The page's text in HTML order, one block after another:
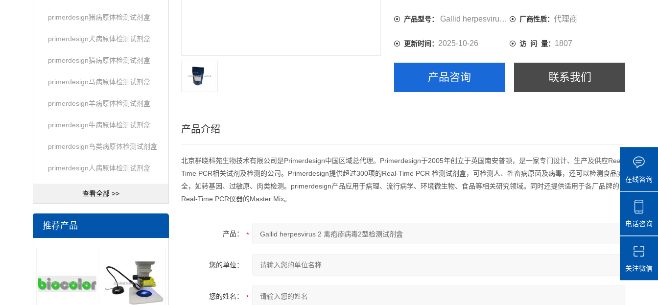
primerdesign猪病原体检测试剂盒
primerdesign犬病原体检测试剂盒
primerdesign猫病原体检测试剂盒
primerdesign马病原体检测试剂盒
primerdesign羊病原体检测试剂盒
primerdesign牛病原体检测试剂盒
primerdesign鸟类病原体检测试剂盒
primerdesign人病原体检测试剂盒
查看全部 >>
推荐产品
产品型号： Gallid herpesvirus 2 厂商性质： 代理商
更新时间： 2025-10-26 访 问 量： 1807
产品咨询 联系我们
产品介绍
北京群晓科苑生物技术有限公司是Primerdesign中国区域总代理。Primerdesign于2005年创立于英国南安普顿，是一家专门设计、生产及供应Real-
Time PCR相关试剂及检测的公司。Primerdesign提供超过300项的Real-Time PCR 检测试剂盒，可检测人、牲畜病原菌及病毒，还可以检测食品安
全，如转基因、过敏原、肉类检测。primerdesign产品应用于病理、流行病学、环境微生物、食品等相关研究领域。同时还提供适用于各厂品牌的
Real-Time PCR仪器的Master Mix。
产品：
您的单位：
您的姓名：
在线咨询
电话咨询
关注微信